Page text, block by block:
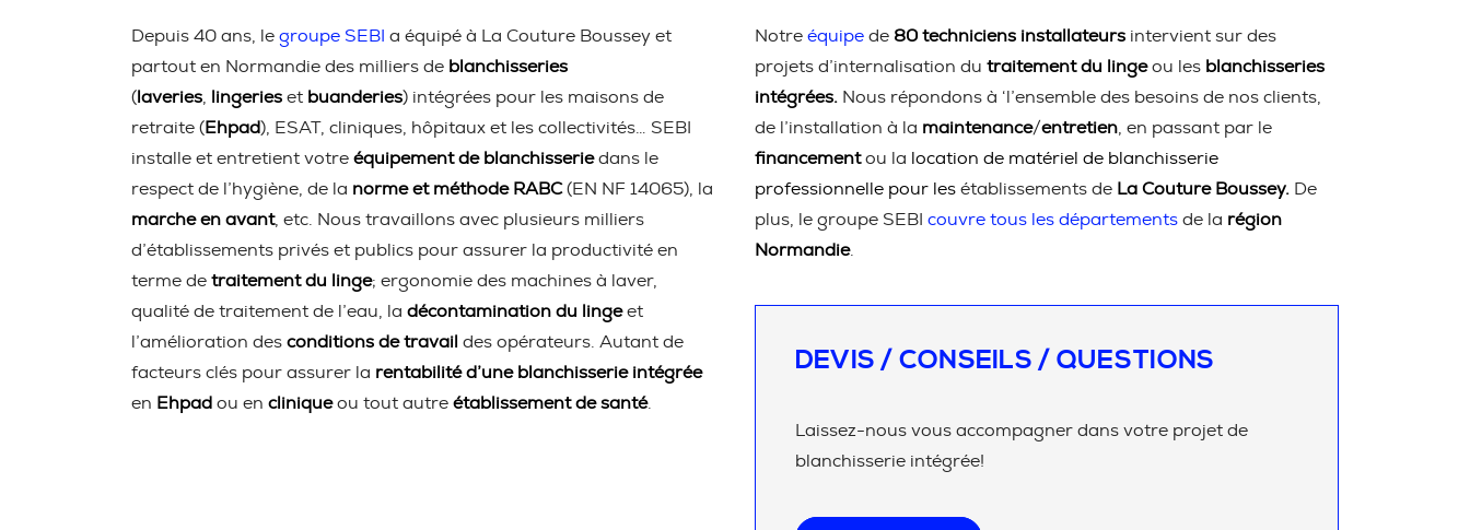
Depuis 40 ans, le groupe SEBI a équipé à La Couture Boussey et
partout en Normandie des milliers de blanchisseries
( laveries lingeries et buanderies) intégrées pour les maisons de
retraite (Ehpad), ESAT, cliniques, hôpitaux et les collectivités… SEBI
installe et entretient votre équipement de blanchisseriedans le
respect de l’hygiène, de la norme et méthode RABC(EN NF 14065), la
marche en avant, etc. Nous travaillons avec plusieurs milliers
d’établissements privés et publics pour assurer la productivité en
terme de traitement du linge; ergonomie des machines à laver,
qualité de traitement de l’eau, la décontamination du lingeet
l’amélioration des conditions de travail des opérateurs. Autant de
facteurs clés pour assurer la rentabilité d’une blanchisserie intégrée
en Ehpad ou en cliniqueou tout autre établissement de santé.
Notre équipe de 80 techniciens installateurs intervient sur des
projets d’internalisation du traitement du lingeou les blanchisseries
intégrées. Nous répondons à ‘l’ensemble des besoins de nos clients,
de l’installation à la maintenance/entretien , en passant par le
financementou la location de matériel de blanchisserie
professionnelle pour les établissements de La Couture Boussey. De
plus, le groupe SEBI couvre tous les départements de la région
Normandie.
DEVIS / CONSEILS / QUESTIONS
Laissez-nous vous accompagner dans votre projet de
blanchisserie intégrée!